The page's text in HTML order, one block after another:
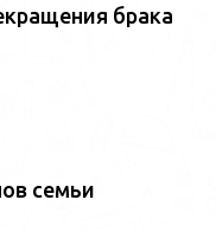
брака
семьи